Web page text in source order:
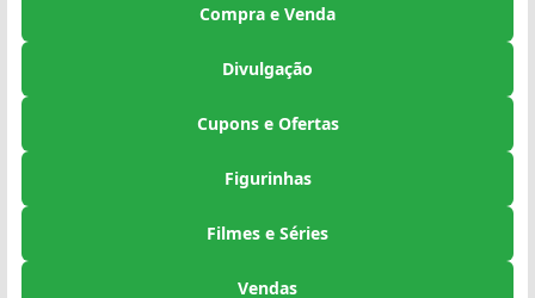
Compra e Venda
Divulgação
Cupons e Ofertas
Figurinhas
Filmes e Séries
Vendas